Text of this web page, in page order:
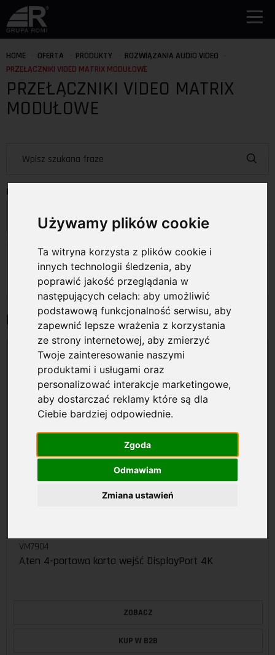
Używamy plików cookie
Ta witryna korzysta z plików cookie i
innych technologii śledzenia, aby
poprawić jakość przeglądania w
następujących celach:aby umożliwić
podstawową funkcjonalność serwisu,aby
zapewnić lepsze wrażenia z korzystania
ze strony internetowej,aby zmierzyć
Twoje zainteresowanie naszymi
produktami i usługami oraz
personalizować interakcje marketingowe,
aby dostarczać reklamy które są dla
Ciebie bardziej odpowiednie.
Zgoda
Odmawiam
Zmiana ustawień
HOME OFERTA PRODUKTY
ROZWIĄZANIA AUDIO VIDEO
PRZEŁĄCZNIKI VIDEO MATRIX MODUŁOWE
PRZEŁĄCZNIKI VIDEO MATRIX
MODUŁOWE
PRODUCENCI
Wybierz producenta
Produkty
Pokaż na stronie: 15 30
Przełączniki video matrix modułowe
VM7904
Aten 4-portowa karta wejść DisplayPort 4K
ZOBACZ
KUP W B2B